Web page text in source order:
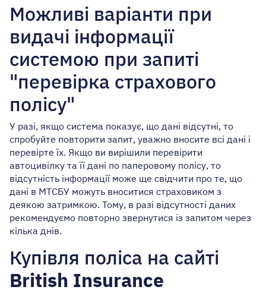
МІСТО РЕЄСТРАЦІЇ ВЛАСНИКА
Київ
Авто на єврономерах
Є ліцензія таксі
У мене є пільги
Зі знижкою до 25%
Можливі варіанти при
видачі інформації
системою при запиті
"перевірка страхового
полісу"
У разі, якщо система показує, що дані відсутні, то
спробуйте повторити запит, уважно вносите всі дані і
перевірте їх. Якщо ви вирішили перевірити
автоцивілку та її дані по паперовому полісу, то
відсутність інформації може ще свідчити про те, що
дані в МТСБУ можуть вноситися страховиком з
деякою затримкою. Тому, в разі відсутності даних
рекомендуємо повторно звернутися із запитом через
кілька днів.
Купівля поліса на сайті
British Insurance